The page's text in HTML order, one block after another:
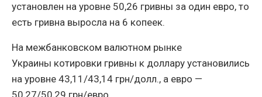
установлен на уровне 50,26 гривны за один евро, то
есть гривна выросла на 6 копеек.
На межбанковском валютном рынке
Украины котировки гривны к доллару установились
на уровне 43,11/43,14 грн/долл., а евро —